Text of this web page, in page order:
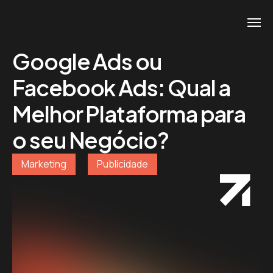
Google Ads ou
Facebook Ads: Qual a
Melhor Plataforma para
o seu Negócio?
Marketing Publicidade